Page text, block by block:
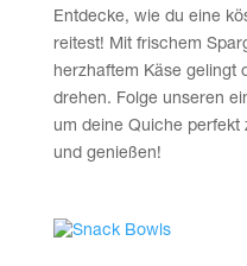
Ent­de­cke, wie du eine
rei­test! Mit fri­schem
herz­haf­tem Käse gelingt
dre­hen. Fol­ge unse­ren
um dei­ne Quiche per­fekt
und genießen!